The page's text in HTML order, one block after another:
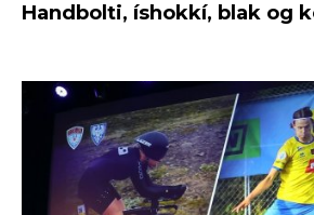
Handbolti, íshokkí, blak og